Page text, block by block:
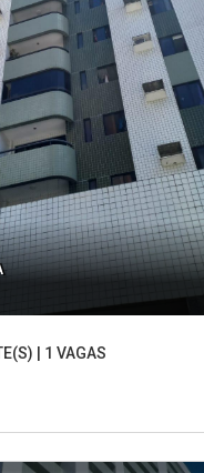
| 1 VAGAS